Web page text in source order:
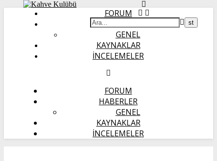
FORUM
HABERLER
GENEL
KAYNAKLAR
İNCELEMELER
FORUM
HABERLER
GENEL
KAYNAKLAR
İNCELEMELER